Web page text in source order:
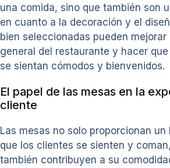
una comida, sino que también son
en cuanto a la decoración y el
bien seleccionadas pueden mejorar
general del restaurante y hacer
se sientan cómodos y bienvenidos.
El papel de las mesas en la
cliente
Las mesas no solo proporcionan un
que los clientes se sienten y
también contribuyen a su